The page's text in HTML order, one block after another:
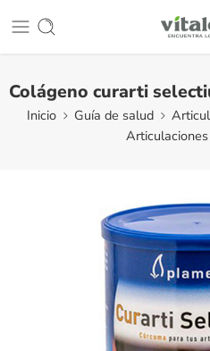
Colágeno curarti
Inicio Guía de salud